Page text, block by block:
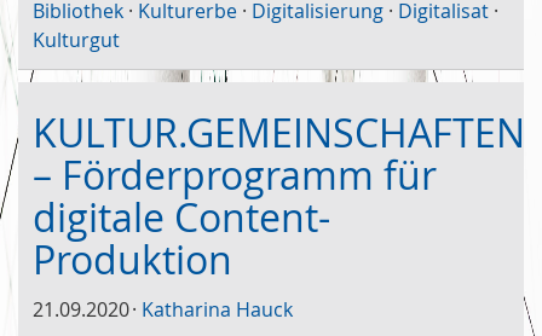
Bibliothek · Kulturerbe · Digitalisierung · Digitalisat ·
Kulturgut
KULTUR.GEMEINSCHAFTEN
– Förderprogramm für
digitale Content-
Produktion
21.09.2020 Katharina Hauck